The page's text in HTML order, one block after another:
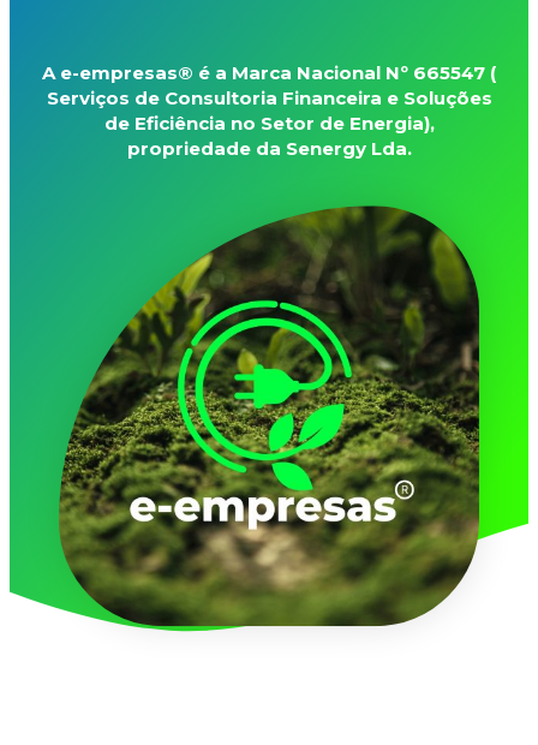
A e-empresas® é a Marca Nacional Nº 665547 (
Serviços de Consultoria Financeira e Soluções
de Eficiência no Setor de Energia),
propriedade da Senergy Lda.